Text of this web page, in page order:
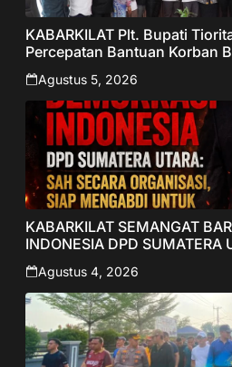
KABARKILAT Plt. Bupati
Percepatan Bantuan Korban
– Sentralberita
Agustus 5, 2026
KABARKILAT SEMANGAT
INDONESIA DPD SUMATERA
ORGANISASI, SIAP
INDONESIA
Agustus 4, 2026